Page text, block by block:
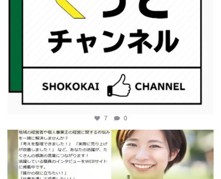
7 0
katosci
2月 12